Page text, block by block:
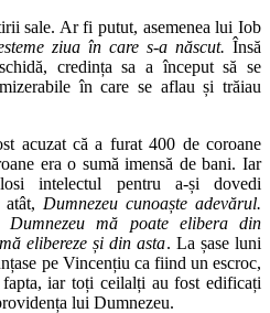
sale. Ar fi putut, asemenea lui Iob
ziua în care s-a născut.Însă
credința sa a început să se
în care se aflau și trăiau
acuzat că a furat 400 de coroane
era o sumă imensă de bani. Iar
intelectul pentru a-și dovedi
Dumnezeu cunoaște adevărul.
mă poate elibera din
elibereze și din asta. La șase luni
pe Vincențiu ca fiind un escroc,
iar toți ceilalți au fost edificați
lui Dumnezeu.